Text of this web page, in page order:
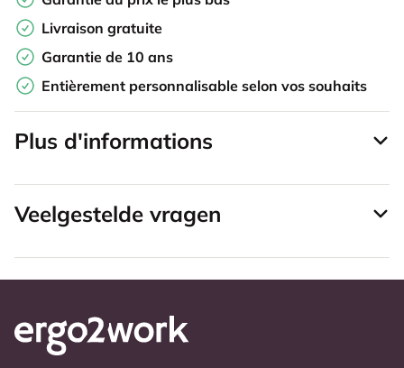
Livraison gratuite
Garantie de 10 ans
Entièrement personnalisable selon vos souhaits
Plus d'informations
Veelgestelde vragen